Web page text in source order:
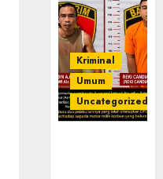
Kriminal
Umum
Uncategorized